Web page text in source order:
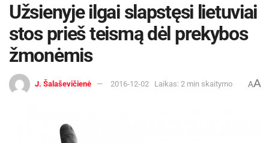
Užsienyje ilgai slapstęsi lietuviai
stos prieš teismą dėl prekybos
žmonėmis
J. Šalaševičienė 2016-12-02 Laikas: 2 min skaitymo AA